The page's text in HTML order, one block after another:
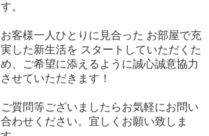
す。
お客様一人ひとりに見合った お部屋で充
実した新生活を スタートしていただくた
め、ご希望に添えるように誠心誠意協力
させていただきます！
ご質問等ございましたらお気軽にお問い
合わせください。宜しくお願い致しま